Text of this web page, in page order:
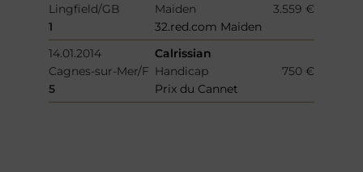
Lingfield/GB
Maiden
3.559 €
1
32.red.com Maiden
14.01.2014
Calrissian
Cagnes-sur-Mer/F Handicap
750 €
5
Prix du Cannet